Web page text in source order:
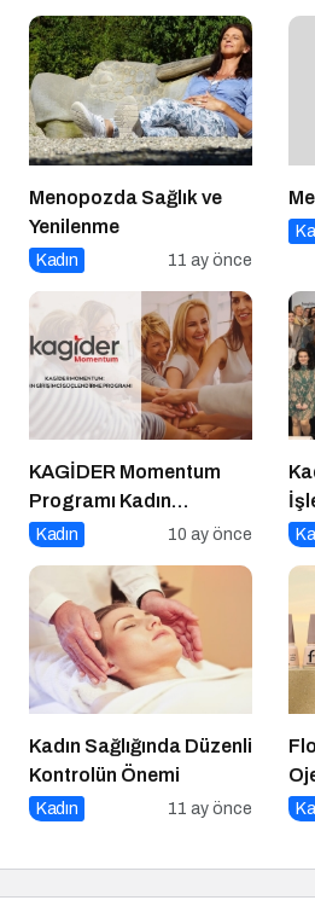
Menopozda Sağlık ve
Yenilenme
Kadın 11 ay önce
KAGİDER Momentum
Programı Kadın
Girişimcilerin Gücüne
Kadın 10 ay önce
Kadın Sağlığında Düzenli
Kontrolün Önemi
Kadın 11 ay önce